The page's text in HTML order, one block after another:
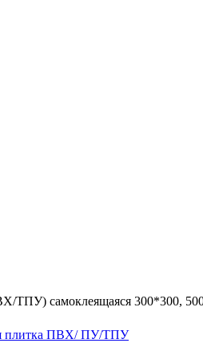
ТПУ) самоклеящаяся 300*300,
плитка ПВХ/ ПУ/ТПУ